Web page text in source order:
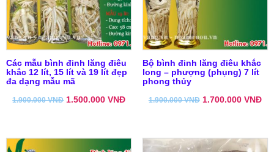
Các mẫu bình đinh lăng điêu
khắc 12 lít, 15 lít và 19 lít đẹp
đa dạng mẫu mã
1.900.000VNĐ 1.500.000VNĐ
Bộ bình đinh lăng điêu khắc
long – phượng (phụng) 7 lít
phong thủy
1.900.000VNĐ 1.700.000 VNĐ